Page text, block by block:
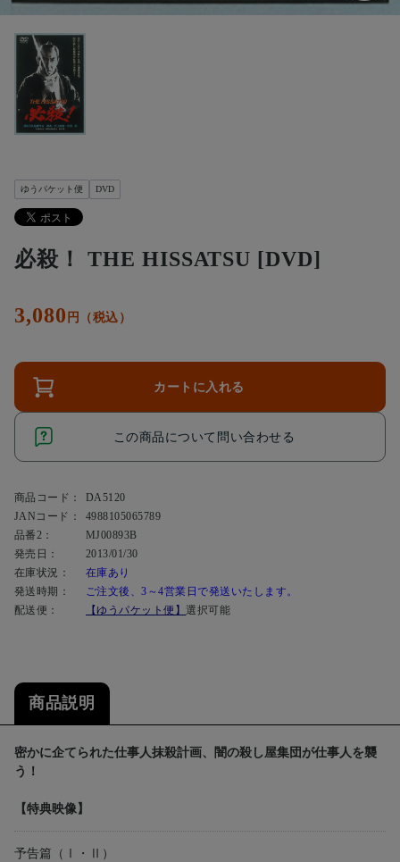
ゆうパケット便 DVD
必殺！ THE HISSATSU [DVD]
3,080 円（税込）
カートに入れる
この商品について問い合わせる
商品コード：
DA5120
JANコード：
4988105065789
品番2：
MJ00893B
発売日：
2013/01/30
在庫状況：
在庫あり
発送時期：
ご注文後、3～4営業日で発送いたします。
配送便：
【ゆうパケット便】選択可能
商品説明
密かに企てられた仕事人抹殺計画、闇の殺し屋集団が仕事人を襲
う！
【特典映像】
予告篇（Ⅰ・Ⅱ）